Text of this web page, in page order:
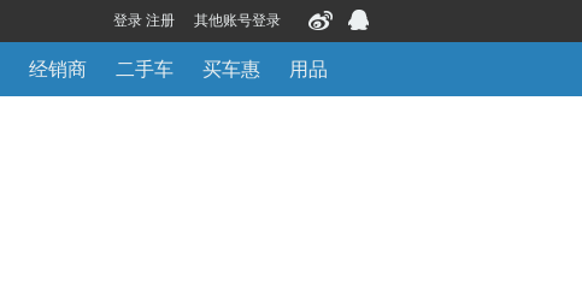
其他账号登录
登录 注册
经销商 二手车 买车惠 用品